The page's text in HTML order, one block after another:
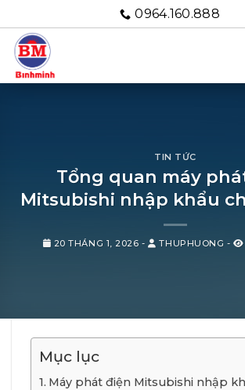
qua
nội
dung
0964.160.888
TIN TỨC
Tổng quan máy
Mitsubishi nhập khẩu
20 THÁNG 1, 2026 - THUPHUONG -
Mục lục
Máy phát điện Mitsubishi nhập